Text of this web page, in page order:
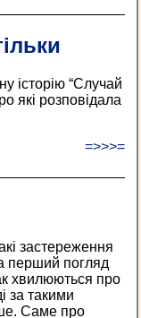
історію “Случай
які розповідала
=>>>=
застереження
перший погляд
хвилюються про
за такими
Саме про